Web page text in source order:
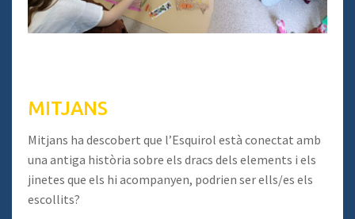
MITJANS
Mitjans ha descobert que l’Esquirol està conectat amb
una antiga història sobre els dracs dels elements i els
jinetes que els hi acompanyen, podrien ser ells/es els
escollits?